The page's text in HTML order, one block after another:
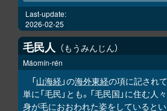
Last-update:
2026-02-25
毛民人 もうみんじん
Máomín-rén
「山海経 」の海外東経の項に記され
単に「毛民」とも。「毛民国」に住む
身が毛におおわれた姿をしていると